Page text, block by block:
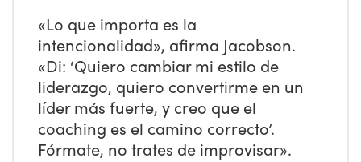
«Lo que importa es la
intencionalidad», afirma Jacobson.
«Di: ‘Quiero cambiar mi estilo de
liderazgo, quiero convertirme en un
líder más fuerte, y creo que el
coaching es el camino correcto’.
Fórmate, no trates de improvisar».